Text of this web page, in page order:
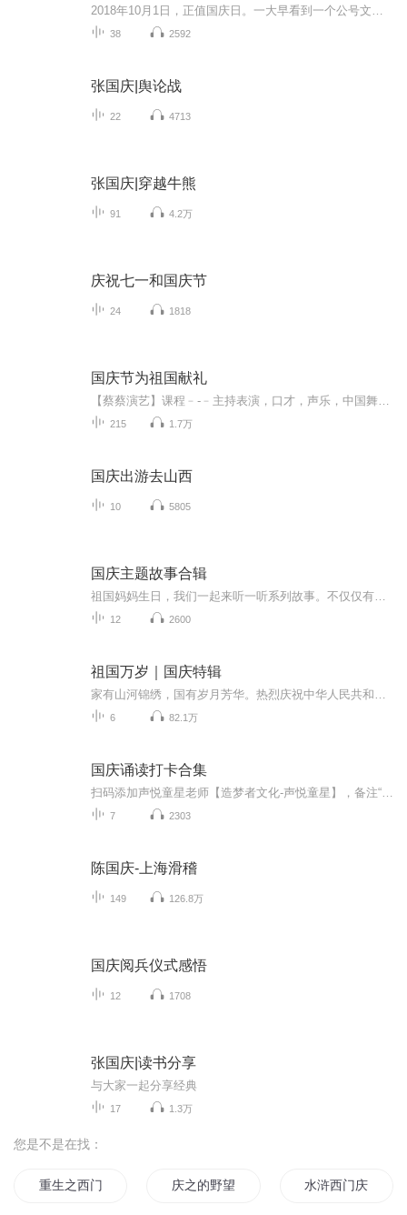
38 2592
张国庆|舆论战
22 4713
张国庆|穿越牛熊
91 4.2万
庆祝七一和国庆节
24 1818
国庆节为祖国献礼
215 1.7万
国庆出游去山西
10 5805
国庆主题故事合辑
12 2600
祖国万岁｜国庆特辑
6 82.1万
国庆诵读打卡合集
7 2303
陈国庆-上海滑稽
149 126.8万
国庆阅兵仪式感悟
12 1708
张国庆|读书分享
与大家一起分享经典
17 1.3万
您是不是在找：
重生之西门庆 庆之的野望 水浒西门庆